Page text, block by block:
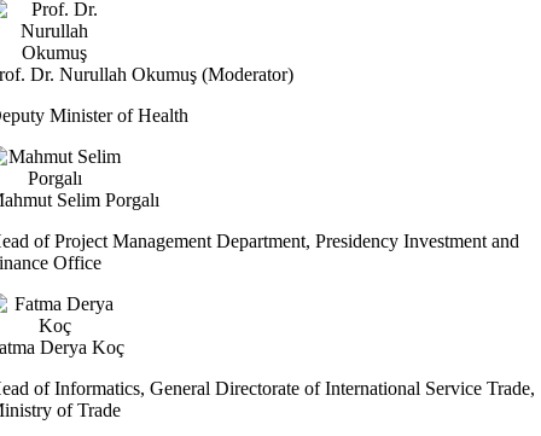
Dr. Nurullah Okumuş (Moderator)
Minister of Health
Selim Porgalı
of Project Management Department, Presidency Investment and
Office
Derya Koç
of Informatics, General Directorate of International Service Trade,
of Trade